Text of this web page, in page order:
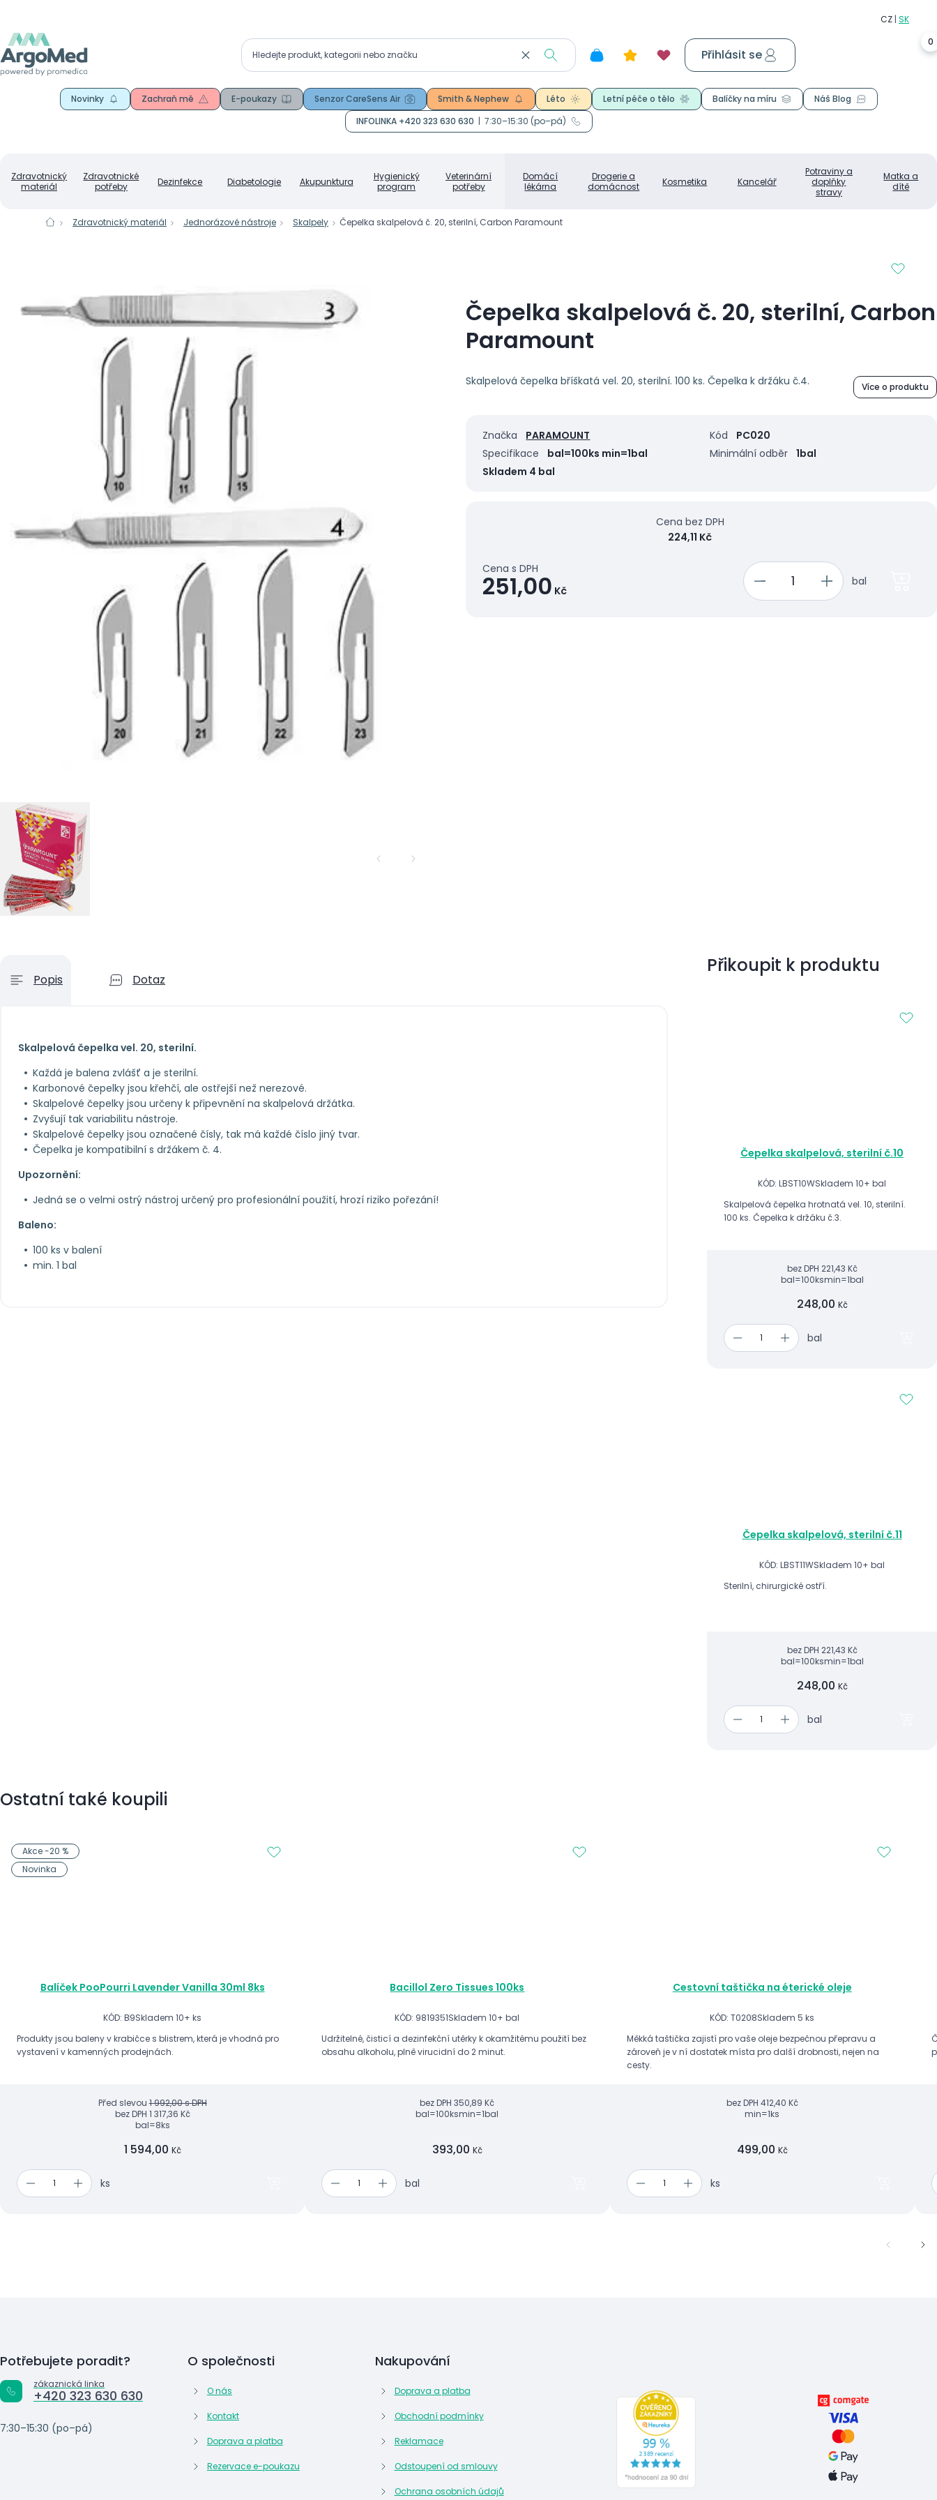
Zdravotnický
materiál
Zdravotnické
potřeby
Dezinfekce Diabetologie Akupunktura
Hygienický
program
Veterinární
potřeby
Domácí
lékárna
Drogerie a
domácnost
Kosmetika Kancelář
Potraviny a
doplňky
stravy
Matka a
dítě
0
Přihlásit se
Novinky Zachraň mě E-poukazy Senzor CareSens Air Smith & Nephew Léto Letní péče o tělo Balíčky na míru
Náš Blog
INFOLINKA +420 323 630 630
7:30–15:30 (po–pá)
Zdravotnický materiál Jednorázové nástroje Skalpely Čepelka skalpelová č. 20, sterilní, Carbon Paramount
Čepelka skalpelová č. 20, sterilní, Carbon
Paramount
Skalpelová čepelka bříškatá vel. 20, sterilní. 100 ks. Čepelka k držáku č.4. Více o produktu
Značka PARAMOUNT Kód
PC020
Specifikace
bal=100ks min=1bal Minimální odběr
1bal
Skladem 4 bal
Cena s DPH
251,00 Kč
Cena bez DPH
224,11 Kč
bal
Popis Dotaz
Skalpelová čepelka vel. 20, sterilní.
Každá je balena zvlášť a je sterilní.
Karbonové čepelky jsou křehčí, ale ostřejší než nerezové.
Skalpelové čepelky jsou určeny k připevnění na skalpelová držátka.
Zvyšují tak variabilitu nástroje.
Skalpelové čepelky jsou označené čísly, tak má každé číslo jiný tvar.
Čepelka je kompatibilní s držákem č. 4.
Upozornění:
Jedná se o velmi ostrý nástroj určený pro profesionální použití, hrozí riziko pořezání!
Baleno:
100 ks v balení
min. 1 bal
Přikoupit k produktu
Čepelka skalpelová, sterilní č.10
KÓD: LBST10WSkladem 10+ bal
Skalpelová čepelka hrotnatá vel. 10, sterilní.
100 ks. Čepelka k držáku č.3.
bez DPH 221,43 Kč
bal=100ksmin=1bal
248,00 Kč
bal
Čepelka skalpelová, sterilní č.11
KÓD: LBST11WSkladem 10+ bal
Sterilní, chirurgické ostří.
bez DPH 221,43 Kč
bal=100ksmin=1bal
248,00 Kč
bal
Ostatní také koupili
Balíček PooPourri Lavender Vanilla 30ml 8ks
KÓD: B9Skladem 10+ ks
Produkty jsou baleny v krabičce s blistrem, která je vhodná pro
vystavení v kamenných prodejnách.
Před slevou1 992,00 s DPH
bez DPH 1 317,36 Kč
bal=8ks
1 594,00 Kč
ks
Akce -20 %
Novinka
Bacillol Zero Tissues 100ks
KÓD: 9819351Skladem 10+ bal
Udržitelné, čisticí a dezinfekční utěrky k okamžitému použití bez
obsahu alkoholu, plně virucidní do 2 minut.
bez DPH 350,89 Kč
bal=100ksmin=1bal
393,00 Kč
bal
Cestovní taštička na éterické oleje
KÓD: T0208Skladem 5 ks
Měkká taštička zajistí pro vaše oleje bezpečnou přepravu a
zároveň je v ní dostatek místa pro další drobnosti, nejen na
cesty.
bez DPH 412,40 Kč
min=1ks
499,00 Kč
ks
Potřebujete poradit?
zákaznická linka
+420 323 630 630
7:30–15:30 (po–pá)
O společnosti
O nás
Kontakt
Doprava a platba
Rezervace e-poukazu
Nakupování
Doprava a platba
Obchodní podmínky
Reklamace
Odstoupení od smlouvy
Ochrana osobních údajů